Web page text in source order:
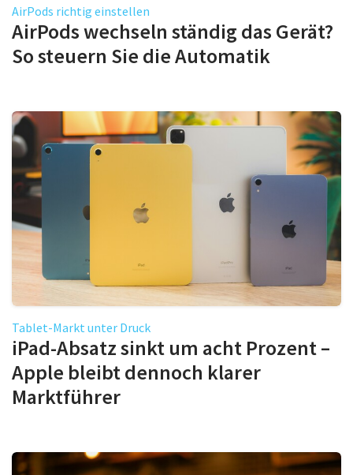
AirPods richtig einstellen
AirPods wechseln ständig das Gerät?
So steuern Sie die Automatik
Tablet-Markt unter Druck
iPad-Absatz sinkt um acht Prozent –
Apple bleibt dennoch klarer
Marktführer